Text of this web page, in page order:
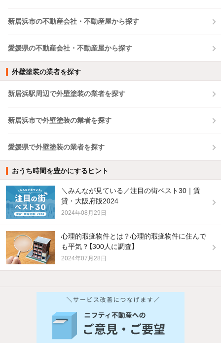
新居浜市の不動産会社・不動産屋から探す
愛媛県の不動産会社・不動産屋から探す
外壁塗装の業者を探す
新居浜駅周辺で外壁塗装の業者を探す
新居浜市で外壁塗装の業者を探す
愛媛県で外壁塗装の業者を探す
おうち時間を豊かにするヒント
＼みんなが見ている／注目の街ベスト30｜賃
貸・大阪府版2024
2024年08月29日
心理的瑕疵物件とは？心理的瑕疵物件に住んで
も平気？【300人に調査】
2024年07月28日
他の人はこんな条件で絞り込んでいます！
バス・トイレ別 2階以上
新着物件メール通知
検索中の条件の新着物件情報をいち早く